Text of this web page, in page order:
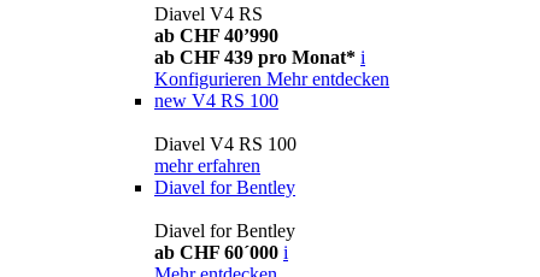
Diavel V4 RS
ab CHF 40’990
ab CHF 439 pro Monat* i
Konfigurieren Mehr entdecken
new V4 RS 100
Diavel V4 RS 100
mehr erfahren
Diavel for Bentley
Diavel for Bentley
ab CHF 60´000 i